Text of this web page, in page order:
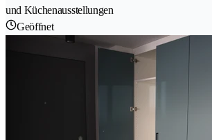
und Küchenausstellungen
Geöffnet